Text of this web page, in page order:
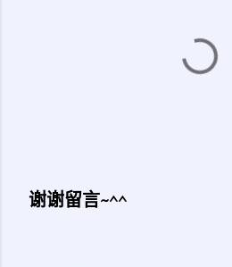
谢谢留言~^^